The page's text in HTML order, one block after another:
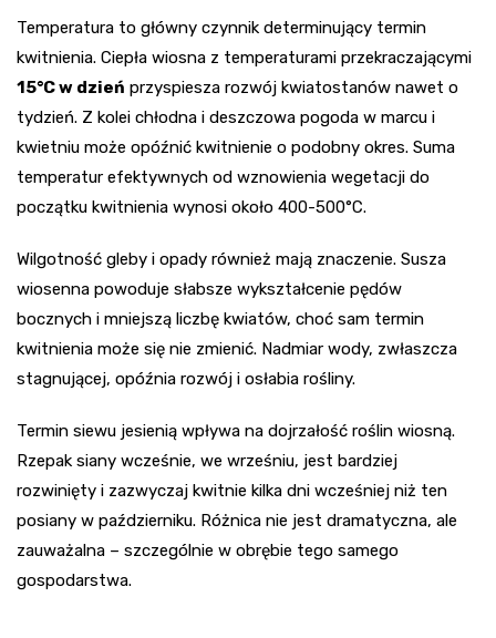
Temperatura to główny czynnik determinujący termin
kwitnienia. Ciepła wiosna z temperaturami przekraczającymi
15°C w dzień przyspiesza rozwój kwiatostanów nawet o
tydzień. Z kolei chłodna i deszczowa pogoda w marcu i
kwietniu może opóźnić kwitnienie o podobny okres. Suma
temperatur efektywnych od wznowienia wegetacji do
początku kwitnienia wynosi około 400-500°C.
Wilgotność gleby i opady również mają znaczenie. Susza
wiosenna powoduje słabsze wykształcenie pędów
bocznych i mniejszą liczbę kwiatów, choć sam termin
kwitnienia może się nie zmienić. Nadmiar wody, zwłaszcza
stagnującej, opóźnia rozwój i osłabia rośliny.
Termin siewu jesienią wpływa na dojrzałość roślin wiosną.
Rzepak siany wcześnie, we wrześniu, jest bardziej
rozwinięty i zazwyczaj kwitnie kilka dni wcześniej niż ten
posiany w październiku. Różnica nie jest dramatyczna, ale
zauważalna – szczególnie w obrębie tego samego
gospodarstwa.